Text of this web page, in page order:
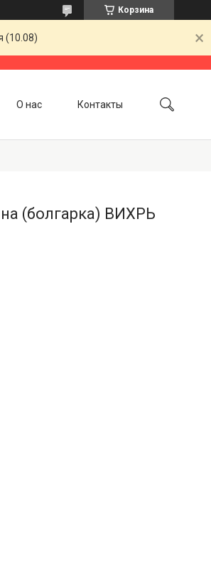
Корзина
(10.08)
О нас Контакты
(болгарка) ВИХРЬ